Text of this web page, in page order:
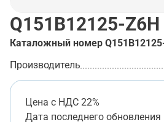
Q151B12125-Z6H
Каталожный номер
Производитель
Цена с НДС 22%
Дата последнего обновления